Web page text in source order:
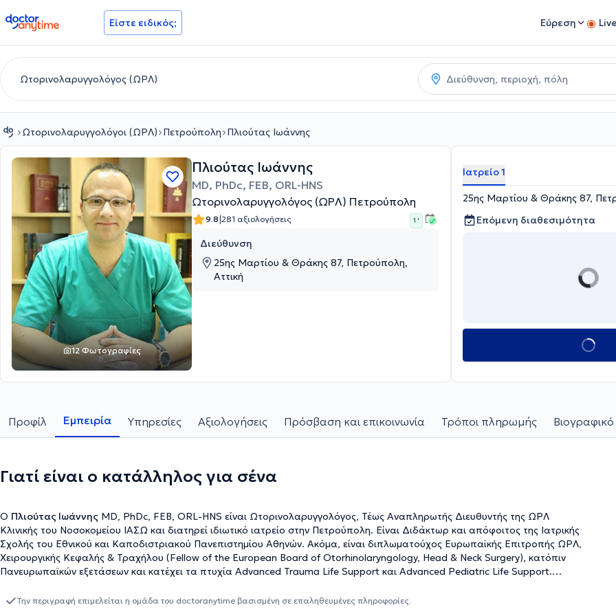
doctoranytime Είστε ειδικός; Εύρεση
Ωτορινολαρυγγολόγοι (ΩΡΛ) Πετρούπολη Πλιούτας Ιωάννης
12 Φωτογραφίες
Πλιούτας Ιωάννης
MD, PhDc, FEB, ORL-HNS
Ωτορινολαρυγγολόγος (ΩΡΛ) Πετρούπολη
9.8|281 αξιολογήσεις 1 '
Διεύθυνση
25ης Μαρτίου & Θράκης 87, Πετρούπολη,
Αττική
Ιατρείο 1
25ης Μαρτίου & Θράκης 87,
Επόμενη διαθεσιμότητα
Προφίλ Εμπειρία Υπηρεσίες Αξιολογήσεις Πρόσβαση και επικοινωνία Τρόποι πληρωμής
Γιατί είναι ο κατάλληλος για σένα
Ο Πλιούτας Ιωάννης MD, PhDc, FEB, ORL-HNS είναι Ωτορινολαρυγγολόγος, Τέως Αναπληρωτής Διευθυντής της ΩΡΛ
Κλινικής του Νοσοκομείου ΙΑΣΩ και διατηρεί ιδιωτικό ιατρείο στην Πετρούπολη. Είναι Διδάκτωρ και απόφοιτος της Ιατρικής
Σχολής του Εθνικού και Καποδιστριακού Πανεπιστημίου Αθηνών. Ακόμα, είναι διπλωματούχος Ευρωπαϊκής Επιτροπής ΩΡΛ,
Χειρουργικής Κεφαλής & Τραχήλου (Fellow of the European Board of Otorhinolaryngology, Head & Neck Surgery), κατόπιν
Πανευρωπαϊκών εξετάσεων και κατέχει τα πτυχία Advanced Trauma Life Support και Advanced Pediatric Life Support.
ωτορινολαρυγγολογία, στην Ωτολογία/Νευροωτολογία και στην Ρινολογία και Ρινοχειρουργική. Επιπλέον, συμμετείχε ως
Την περιγραφή επιμελείται η ομάδα του doctoranytime βασισμένη σε επαληθευμένες πληροφορίες.